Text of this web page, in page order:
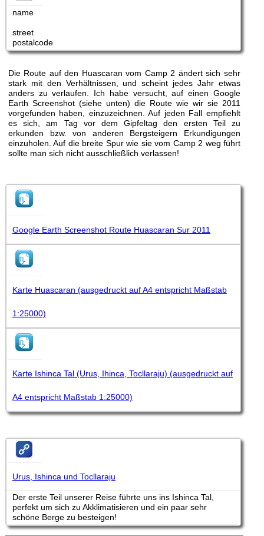
name
street
postalcode
Die Route auf den Huascaran vom Camp 2 ändert sich sehr
stark mit den Verhältnissen, und scheint jedes Jahr etwas
anders zu verlaufen. Ich habe versucht, auf einen Google
Earth Screenshot (siehe unten) die Route wie wir sie 2011
vorgefunden haben, einzuzeichnen. Auf jeden Fall empfiehlt
es sich, am Tag vor dem Gipfeltag den ersten Teil zu
erkunden bzw. von anderen Bergsteigern Erkundigungen
einzuholen. Auf die breite Spur wie sie vom Camp 2 weg führt
sollte man sich nicht ausschließlich verlassen!
Google Earth Screenshot Route Huascaran Sur 2011
Karte Huascaran (ausgedruckt auf A4 entspricht Maßstab
1:25000)
Karte Ishinca Tal (Urus, Ihinca, Tocllaraju) (ausgedruckt auf
A4 entspricht Maßstab 1:25000)
Urus, Ishinca und Tocllaraju
Der erste Teil unserer Reise führte uns ins Ishinca Tal,
perfekt um sich zu Akklimatisieren und ein paar sehr
schöne Berge zu besteigen!